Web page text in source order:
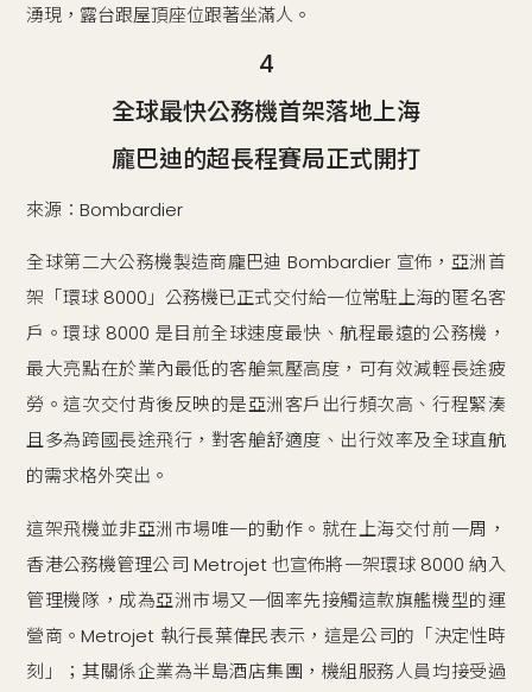
湧現，露台跟屋頂座位跟著坐滿人。
4
全球最快公務機首架落地上海
龐巴迪的超長程賽局正式開打
來源：Bombardier
全球第二大公務機製造商龐巴迪 Bombardier 宣佈，亞洲首
架「環球 8000」公務機已正式交付給一位常駐上海的匿名客
戶。環球 8000 是目前全球速度最快、航程最遠的公務機，
最大亮點在於業內最低的客艙氣壓高度，可有效減輕長途疲
勞。這次交付背後反映的是亞洲客戶出行頻次高、行程緊湊
且多為跨國長途飛行，對客艙舒適度、出行效率及全球直航
的需求格外突出。
這架飛機並非亞洲市場唯一的動作。就在上海交付前一周，
香港公務機管理公司 Metrojet 也宣佈將一架環球 8000 納入
管理機隊，成為亞洲市場又一個率先接觸這款旗艦機型的運
營商。Metrojet 執行長葉偉民表示，這是公司的「決定性時
刻」；其關係企業為半島酒店集團，機組服務人員均接受過